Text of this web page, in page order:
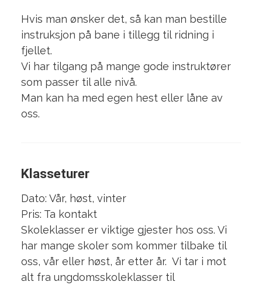
Hvis man ønsker det, så kan man bestille
instruksjon på bane i tillegg til ridning i
fjellet.
Vi har tilgang på mange gode instruktører
som passer til alle nivå.
Man kan ha med egen hest eller låne av
oss.
Klasseturer
Dato: Vår, høst, vinter
Pris: Ta kontakt
Skoleklasser er viktige gjester hos oss. Vi
har mange skoler som kommer tilbake til
oss, vår eller høst, år etter år. Vi tar i mot
alt fra ungdomsskoleklasser til